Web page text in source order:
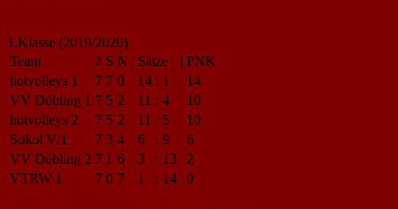
1.Klasse (2019/2020)
Team
# S N | Sätze | PNK
hotvolleys 1
7 7 0 14 : 1
14
VV Döbling 1 7 5 2 11 : 4
10
hotvolleys 2
7 5 2 11 : 5
10
Sokol V/1
7 3 4 6 : 9
6
VV Döbling 2 7 1 6 3 : 13
2
VTRW 1
7 0 7 1 : 14 0